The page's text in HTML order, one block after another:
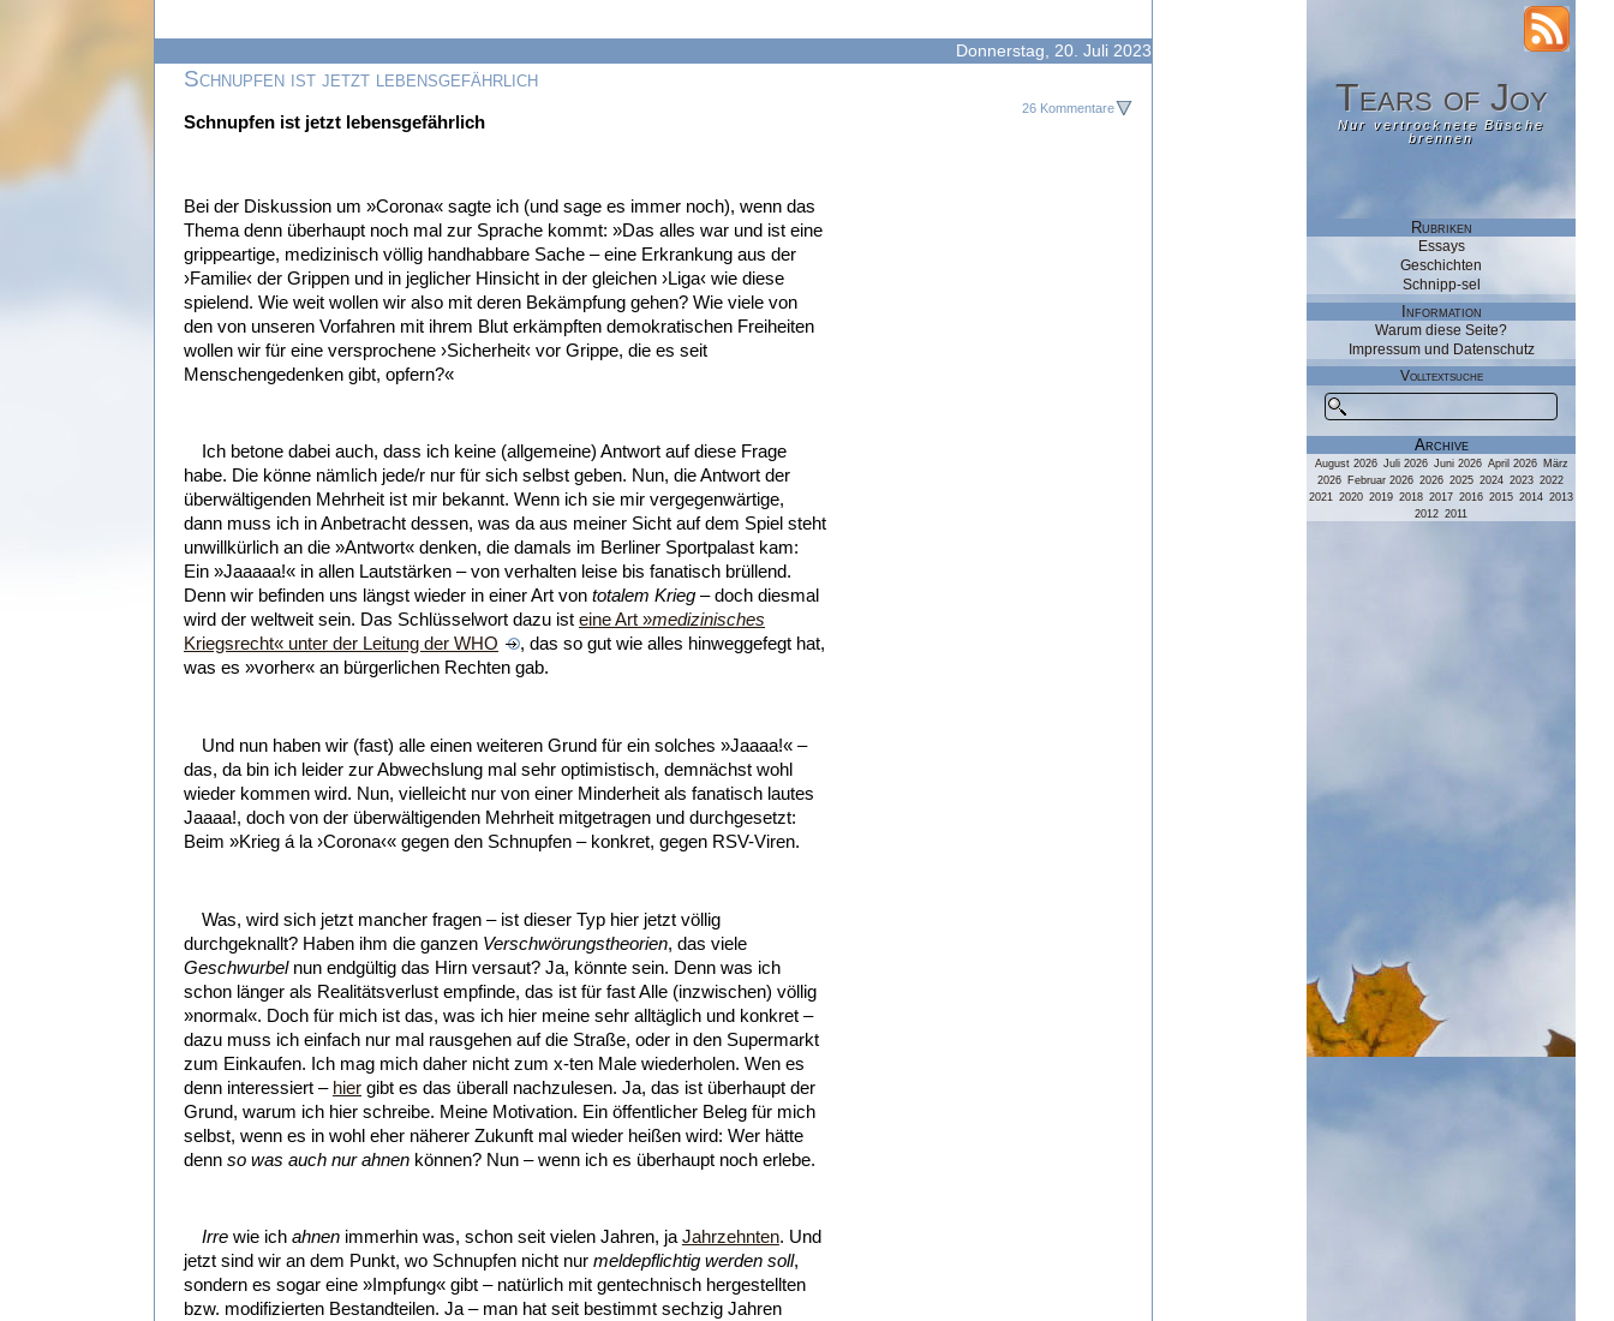
Tears of Joy
Nur vertrocknete Büsche
brennen
Donnerstag, 20. Juli 2023
Schnupfen ist jetzt lebensgefährlich
26 Kommentare
Schnupfen ist jetzt lebensgefährlich
Bei der Diskussion um »Corona« sagte ich (und sage es immer noch), wenn das
Thema denn überhaupt noch mal zur Sprache kommt: »Das alles war und ist eine
grippeartige, medizinisch völlig handhabbare Sache – eine Erkrankung aus der
›Familie‹ der Grippen und in jeglicher Hinsicht in der gleichen ›Liga‹ wie diese
spielend. Wie weit wollen wir also mit deren Bekämpfung gehen? Wie viele von
den von unseren Vorfahren mit ihrem Blut erkämpften demokratischen Freiheiten
wollen wir für eine versprochene ›Sicherheit‹ vor Grippe, die es seit
Menschengedenken gibt, opfern?«
Ich betone dabei auch, dass ich keine (allgemeine) Antwort auf diese Frage
habe. Die könne nämlich jede/r nur für sich selbst geben. Nun, die Antwort der
überwältigenden Mehrheit ist mir bekannt. Wenn ich sie mir vergegenwärtige,
dann muss ich in Anbetracht dessen, was da aus meiner Sicht auf dem Spiel steht
unwillkürlich an die »Antwort« denken, die damals im Berliner Sportpalast kam:
Ein »Jaaaaa!« in allen Lautstärken – von verhalten leise bis fanatisch brüllend.
Denn wir befinden uns längst wieder in einer Art von totalem Krieg – doch diesmal
wird der weltweit sein. Das Schlüsselwort dazu ist eine Art »medizinisches
Kriegsrecht« unter der Leitung der WHO
, das so gut wie alles hinweggefegt hat,
was es »vorher« an bürgerlichen Rechten gab.
Und nun haben wir (fast) alle einen weiteren Grund für ein solches »Jaaaa!« –
das, da bin ich leider zur Abwechslung mal sehr optimistisch, demnächst wohl
wieder kommen wird. Nun, vielleicht nur von einer Minderheit als fanatisch lautes
Jaaaa!, doch von der überwältigenden Mehrheit mitgetragen und durchgesetzt:
Beim »Krieg á la ›Corona‹« gegen den Schnupfen – konkret, gegen RSV-Viren.
Was, wird sich jetzt mancher fragen – ist dieser Typ hier jetzt völlig
durchgeknallt? Haben ihm die ganzen Verschwörungstheorien, das viele
Geschwurbelnun endgültig das Hirn versaut? Ja, könnte sein. Denn was ich
schon länger als Realitätsverlust empfinde, das ist für fast Alle (inzwischen) völlig
»normal«. Doch für mich ist das, was ich hier meine sehr alltäglich und konkret –
dazu muss ich einfach nur mal rausgehen auf die Straße, oder in den Supermarkt
zum Einkaufen. Ich mag mich daher nicht zum x-ten Male wiederholen. Wen es
denn interessiert – hier gibt es das überall nachzulesen. Ja, das ist überhaupt der
Grund, warum ich hier schreibe. Meine Motivation. Ein öffentlicher Beleg für mich
selbst, wenn es in wohl eher näherer Zukunft mal wieder heißen wird: Wer hätte
denn so was auch nur ahnen können? Nun – wenn ich es überhaupt noch erlebe.
Irrewie ich ahnenimmerhin was, schon seit vielen Jahren, jaJahrzehnten. Und
jetzt sind wir an dem Punkt, wo Schnupfen nicht nur meldepflichtig werden soll,
sondern es sogar eine »Impfung« gibt – natürlich mit gentechnisch hergestellten
bzw. modifizierten Bestandteilen. Ja – man hat seit bestimmt sechzig Jahren
Tears of Joy
Nur vertrocknete Büsche
brennen
Rubriken
Essays
Geschichten
Schnipp-sel
Information
Warum diese Seite?
Impressum und Datenschutz
Volltextsuche
Archive
August 2026 Juli 2026 Juni 2026 April 2026 März
2026 Februar 2026 2026 2025 2024 2023 2022
2021
2020 2019 2018 2017 2016 2015 2014 2013
2012 2011